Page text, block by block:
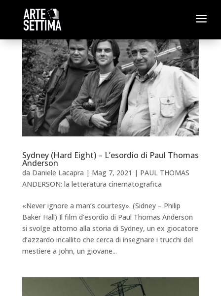
a
Sydney (Hard Eight) – L’esordio di Paul Thomas
Anderson
da Daniele Lacapra | Mag 7, 2021 | PAUL THOMAS
ANDERSON: la letteratura cinematografica
«Never ignore a man’s courtesy». (Sidney – Philip
Baker Hall) Il film d’esordio di Paul Thomas Anderson
si svolge attorno alla storia di Sydney, un ex giocatore
d’azzardo incallito che cerca di insegnare i trucchi del
mestiere a John, un giovane...